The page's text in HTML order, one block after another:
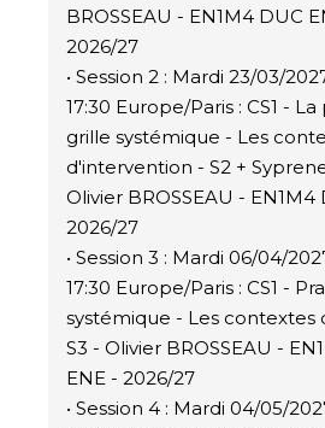
BROSSEAU - EN1M4 DUC
2026/27
• Session 2 : Mardi 23/03/
17:30 Europe/Paris : CS1 -
grille systémique - Les
d'intervention - S2 +
Olivier BROSSEAU - EN1M4
2026/27
• Session 3 : Mardi 06/04/
17:30 Europe/Paris : CS1 -
systémique - Les contextes
S3 - Olivier BROSSEAU -
ENE - 2026/27
• Session 4 : Mardi 04/05/